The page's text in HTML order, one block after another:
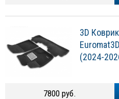
3D
(2024-
7800 руб.